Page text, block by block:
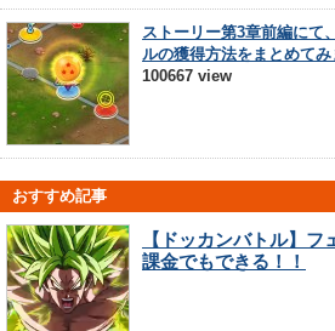
ストーリー第3章前編にて
ルの獲得方法をまとめてみ
100667 view
おすすめ記事
【ドッカンバトル】
課金でもできる！！